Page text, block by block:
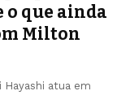
o que ainda
Milton
Hayashi atua em